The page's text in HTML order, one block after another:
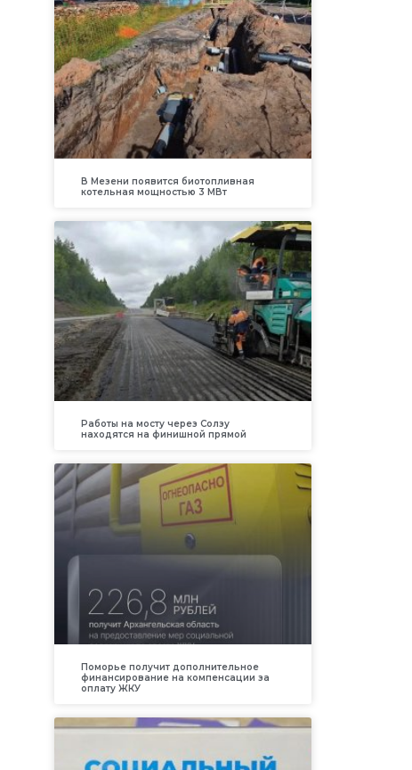
В Мезени появится биотопливная
котельная мощностью 3 МВт
Работы на мосту через Солзу
находятся на финишной прямой
Поморье получит дополнительное
финансирование на компенсации за
оплату ЖКУ